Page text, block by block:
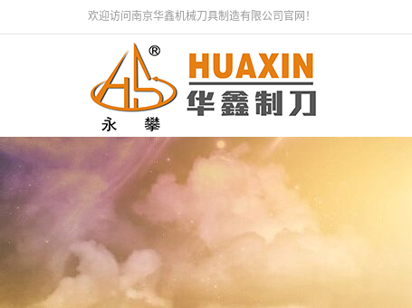
欢迎访问南京华鑫机械刀具制造有限公司官网！